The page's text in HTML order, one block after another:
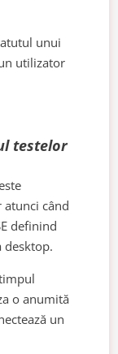
unui
utilizator
testelor
când
definind
desktop.
o anumită
un